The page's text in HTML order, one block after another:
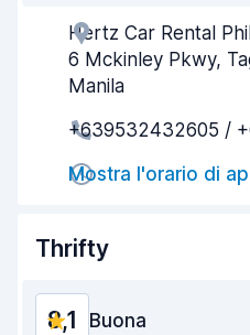
Gentilezza degli agenti
Rapidità del ritiro
Rapidità della riconsegna
Pulizia del veicolo
Hertz Car Rental
6 Mckinley Pkwy,
Manila
+639532432605 /
Mostra l'orario di
Thrifty
8,1 Buona